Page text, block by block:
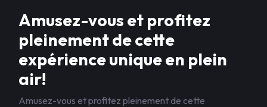
Amusez-vous et profitez
pleinement de cette
expérience unique en plein
air!
Amusez-vous et profitez pleinement de cette